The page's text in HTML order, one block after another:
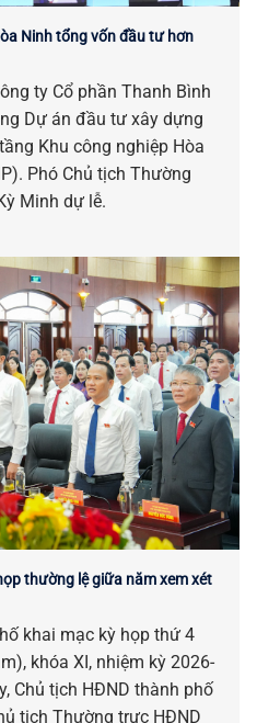
Ninh tổng vốn đầu tư hơn
ty Cổ phần Thanh Bình
Dự án đầu tư xây dựng
Khu công nghiệp Hòa
Phó Chủ tịch Thường
Minh dự lễ.
thường lệ giữa năm xem xét
khai mạc kỳ họp thứ 4
khóa XI, nhiệm kỳ 2026-
Chủ tịch HĐND thành phố
tịch Thường trực HĐND